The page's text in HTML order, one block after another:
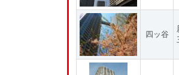
四ッ谷